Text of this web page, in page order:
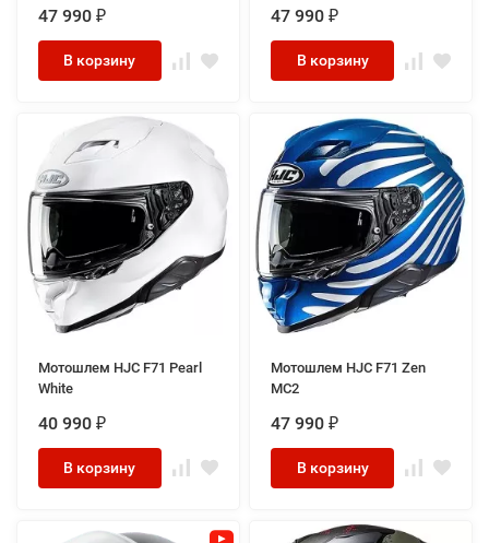
47 990 ₽
В корзину
47 990 ₽
В корзину
Мотошлем HJC F71 Pearl
White
40 990 ₽
В корзину
Мотошлем HJC F71 Zen
MC2
47 990 ₽
В корзину